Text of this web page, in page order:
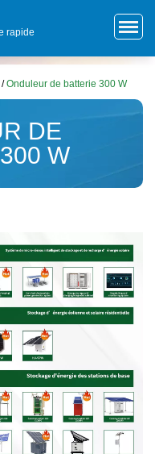
rapide
/Onduleur de batterie 300 W
DE
W